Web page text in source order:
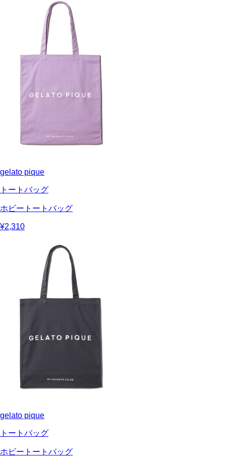
gelato pique
トートバッグ
ホビートートバッグ
¥2,310
gelato pique
トートバッグ
ホビートートバッグ